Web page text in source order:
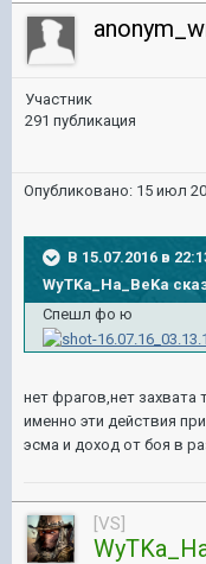
Участник
291 публикация
Опубликовано: 15 июл
В 15.07.2016 в
WyTKa_Ha_BeKa
Спешл фо ю
нет фрагов,нет захвата
именно эти действия
эсма и доход от боя в
[VS]